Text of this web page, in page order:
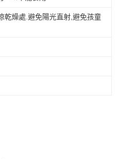
乾燥處.避免陽光直射,避免孩童